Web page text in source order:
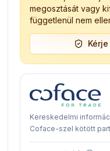
megosztását vagy
függetlenül nem
Kereskedelmi
Coface-szel kötött